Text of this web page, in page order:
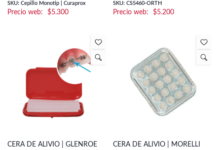
SKU: Cepillo Monotip | Curaprox
$5.300
SKU: CS5460-ORTH
$5.200
CERA DE ALIVIO | GLENROE CERA DE ALIVIO | MORELLI